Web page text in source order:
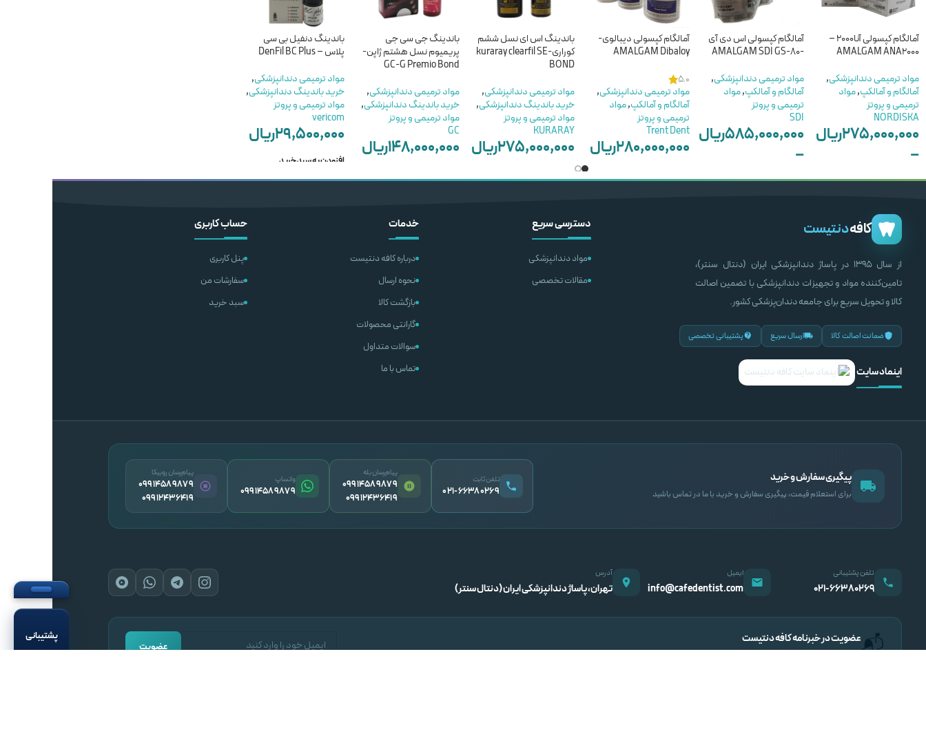
آمالگام کپسولی آنا2000 –
AMALGAM ANA2000
مواد ترمیمی دندانپزشکی,
آمالگام و آمالکپ,مواد
ترمیمی و پروتز
NORDISKA
۲۷۵,۰۰۰,۰۰۰ریال
–
۳۸,۰۰۰,۰۰۰ریال
آمالگام کپسولی اس دی آی
-AMALGAM SDI GS-80
مواد ترمیمی دندانپزشکی,
آمالگام و آمالکپ,مواد
ترمیمی و پروتز
SDI
۵۸۵,۰۰۰,۰۰۰ریال
–
۲۶۹,۰۰۰,۰۰۰ریال
آمالگام کپسولی دیبالوی-
AMALGAM Dibaloy
5.0
مواد ترمیمی دندانپزشکی,
آمالگام و آمالکپ,مواد
ترمیمی و پروتز
Trent Dent
۲۸۰,۰۰۰,۰۰۰ریال
باندینگ اس ای نسل ششم
کوراری-kuraray clearfil SE
BOND
مواد ترمیمی دندانپزشکی,
خرید باندینگ دندانپزشکی,
مواد ترمیمی و پروتز
KURARAY
۲۷۵,۰۰۰,۰۰۰ریال
باندینگ جی سی جی
پریمیوم نسل هشتم ژاپن-
GC-G Premio Bond
مواد ترمیمی دندانپزشکی,
خرید باندینگ دندانپزشکی,
مواد ترمیمی و پروتز
GC
۱۴۸,۰۰۰,۰۰۰ریال
باندینگ دنفیل بی سی
پلاس – DenFil BC Plus
مواد ترمیمی دندانپزشکی,
خرید باندینگ دندانپزشکی,
مواد ترمیمی و پروتز
vericom
۲۹,۵۰۰,۰۰۰ریال
افزودن به سبد خرید
کافهدنتیست
از سال ۱۳۹۵ در پاساژ دندانپزشکی ایران (دنتال سنتر)،
تامین‌کننده مواد و تجهیزات دندانپزشکی با تضمین اصالت
کالا و تحویل سریع برای جامعه دندان‌پزشکی کشور.
ضمانت اصالت کالا ارسال سریع پشتیبانی تخصصی
اینماد سایت
دسترسی سریع
مواد دندانپزشکی
مقالات تخصصی
خدمات
درباره کافه دنتیست
نحوه ارسال
بازگشت کالا
گارانتی محصولات
سوالات متداول
تماس با ما
حساب کاربری
پنل کاربری
سفارشات من
سبد خرید
پیگیری سفارش و خرید
برای استعلام قیمت، پیگیری سفارش و خرید با ما در تماس باشید
تلفن ثابت
۰۲۱-۶۶۳۸۰۲۶۹
پیام‌رسان بله
09914589879
09912436419
واتساپ
09914589879
پیام‌رسان روبیکا
09914589879
09912436419
تلفن پشتیبانی
۰۲۱-۶۶۳۸۰۲۶۹
ایمیل
info@cafedentist.com
آدرس
تهران، پاساژ دندانپزشکی ایران (دنتال سنتر)
📬عضویت در خبرنامه کافه دنتیست
عضویت
پشتیبانی